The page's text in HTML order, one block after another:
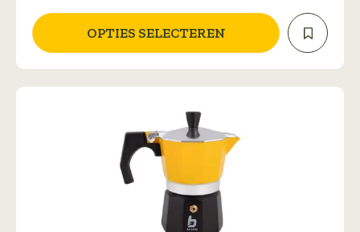
OPTIES SELECTEREN
kan
gekozen
worden
op
de